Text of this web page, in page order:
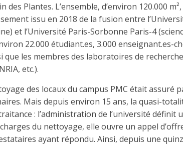
des Plantes. L’ensemble, d’environ 120.000
issu en 2018 de la fusion entre
et l’Université Paris-Sorbonne Paris-4
22.000 étudiant.es, 3.000 enseignant.es-
que les membres des laboratoires de
etc.).
des locaux du campus PMC était assuré
Mais depuis environ 15 ans, la quasi-
: l’administration de l’université définit
du nettoyage, elle ouvre un appel
ayant répondu. Ainsi, depuis une